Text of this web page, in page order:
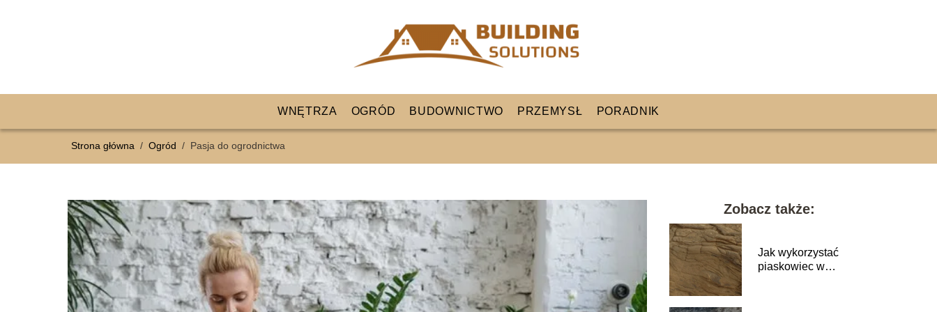
WNĘTRZA OGRÓD BUDOWNICTWO PRZEMYSŁ PORADNIK
Strona główna / Ogród / Pasja do ogrodnictwa
Zobacz także:
Jak wykorzystać
piaskowiec w